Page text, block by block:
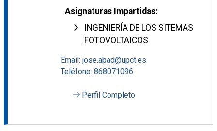
Asignaturas Impartidas:
INGENIERÍA DE LOS SITEMAS
FOTOVOLTAICOS
Email: jose.abad@upct.es
Teléfono: 868071096
Perfil Completo